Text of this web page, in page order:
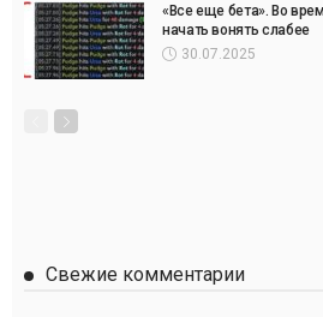
«Все еще бета». Во
начать вонять слабее
30.07.2025
Свежие комментарии